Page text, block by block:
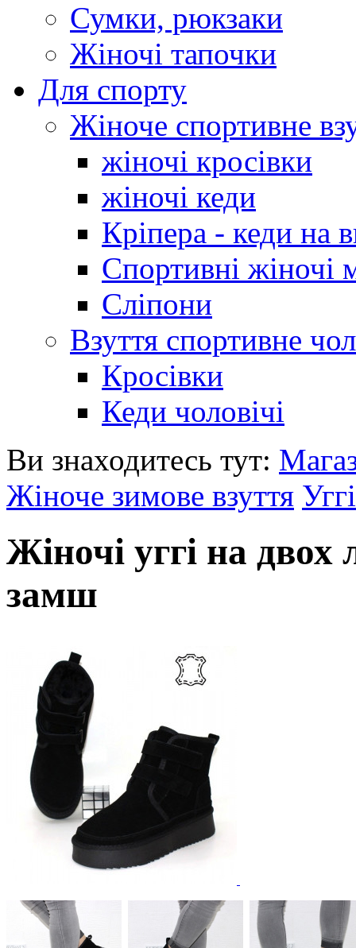
Сумки, рюкзаки
Жіночі тапочки
Для спорту
Жіноче спортивне
жіночі кросівки
жіночі кеди
Кріпера - кеди на
Спортивні жіночі
Сліпони
Взуття спортивне
Кросівки
Кеди чоловічі
Ви знаходитесь тут:
Жіноче зимове взуття Уггі
Жіночі уггі на
замш